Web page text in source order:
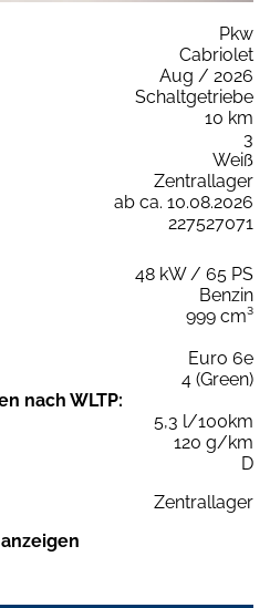
Pkw
Cabriolet
Aug / 2026
Schaltgetriebe
10 km
3
Weiß
Zentrallager
ab ca. 10.08.2026
227527071
48 kW / 65 PS
Benzin
999 cm³
Euro 6e
4 (Green)
nach WLTP:
5,3 l/100km
120 g/km
D
Zentrallager